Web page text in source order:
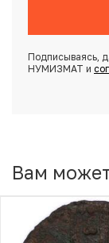
Подписываясь,
НУМИЗМАТ и
Вам